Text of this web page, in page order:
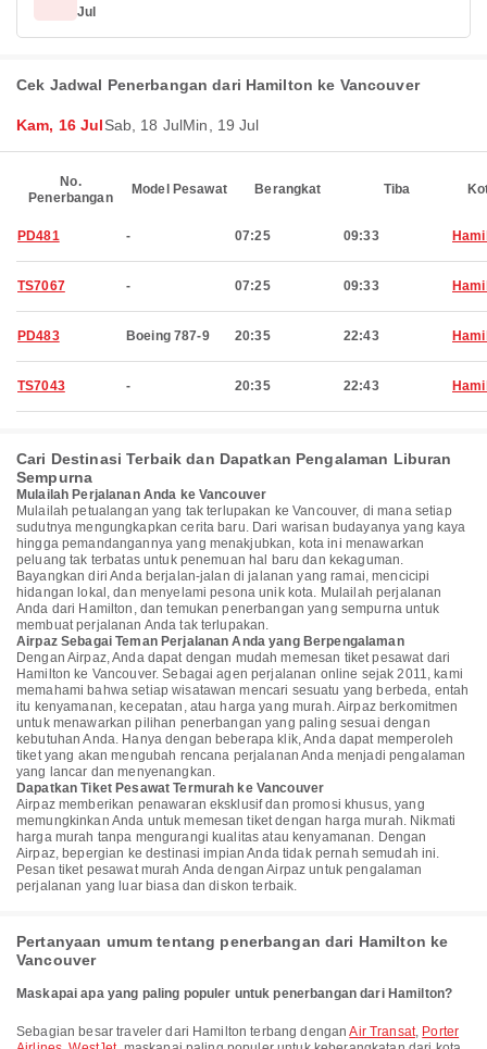
Jul
Cek Jadwal Penerbangan dari Hamilton ke Vancouver
Kam, 16 JulSab, 18 JulMin, 19 Jul
No.
Penerbangan
Model Pesawat Berangkat Tiba
PD481 - 07:25 09:33
TS7067 - 07:25 09:33
PD483 Boeing 787-9 20:35 22:43
TS7043 - 20:35 22:43
Cari Destinasi Terbaik dan Dapatkan Pengalaman Liburan
Sempurna
Mulailah Perjalanan Anda ke Vancouver
Mulailah petualangan yang tak terlupakan ke Vancouver, di mana setiap
sudutnya mengungkapkan cerita baru. Dari warisan budayanya yang kaya
hingga pemandangannya yang menakjubkan, kota ini menawarkan
peluang tak terbatas untuk penemuan hal baru dan kekaguman.
Bayangkan diri Anda berjalan-jalan di jalanan yang ramai, mencicipi
hidangan lokal, dan menyelami pesona unik kota. Mulailah perjalanan
Anda dari Hamilton, dan temukan penerbangan yang sempurna untuk
membuat perjalanan Anda tak terlupakan.
Airpaz Sebagai Teman Perjalanan Anda yang Berpengalaman
Dengan Airpaz, Anda dapat dengan mudah memesan tiket pesawat dari
Hamilton ke Vancouver. Sebagai agen perjalanan online sejak 2011, kami
memahami bahwa setiap wisatawan mencari sesuatu yang berbeda, entah
itu kenyamanan, kecepatan, atau harga yang murah. Airpaz berkomitmen
untuk menawarkan pilihan penerbangan yang paling sesuai dengan
kebutuhan Anda. Hanya dengan beberapa klik, Anda dapat memperoleh
tiket yang akan mengubah rencana perjalanan Anda menjadi pengalaman
yang lancar dan menyenangkan.
Dapatkan Tiket Pesawat Termurah ke Vancouver
Airpaz memberikan penawaran eksklusif dan promosi khusus, yang
memungkinkan Anda untuk memesan tiket dengan harga murah. Nikmati
harga murah tanpa mengurangi kualitas atau kenyamanan. Dengan
Airpaz, bepergian ke destinasi impian Anda tidak pernah semudah ini.
Pesan tiket pesawat murah Anda dengan Airpaz untuk pengalaman
perjalanan yang luar biasa dan diskon terbaik.
Pertanyaan umum tentang penerbangan dari Hamilton ke
Vancouver
Maskapai apa yang paling populer untuk penerbangan dari Hamilton?
Sebagian besar traveler dari Hamilton terbang denganAir Transat, Porter